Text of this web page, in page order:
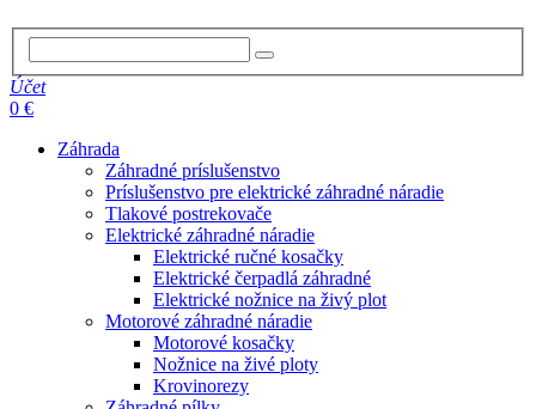
Účet
0 €
Záhrada
Záhradné príslušenstvo
Príslušenstvo pre elektrické záhradné náradie
Tlakové postrekovače
Elektrické záhradné náradie
Elektrické ručné kosačky
Elektrické čerpadlá záhradné
Elektrické nožnice na živý plot
Motorové záhradné náradie
Motorové kosačky
Nožnice na živé ploty
Krovinorezy